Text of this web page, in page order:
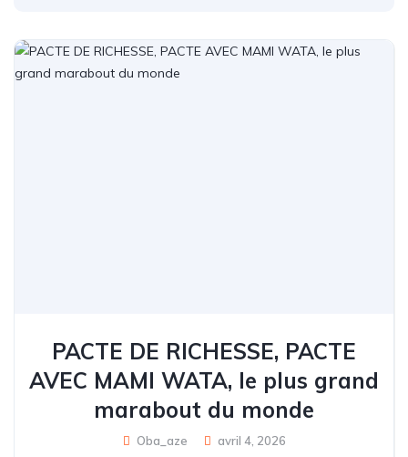
PACTE DE RICHESSE, PACTE
AVEC MAMI WATA, le plus grand
marabout du monde
Oba_aze avril 4, 2026